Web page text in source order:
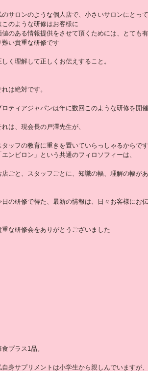
のサロンのような個人店で、小さいサロンにとって
このような研修はお客様に
値のある情報提供をさせて頂くためには、とても有
難い貴重な研修です
しく理解して正しくお伝えすること。
れは絶対です。
ロティアジャパンは年に数回このような研修を開
れは、現会長の戸澤先生が、
タッフの教育に重きを置いていらっしゃるからです
エンビロン」という共通のフィロソフィーは、
店ごと、スタッフごとに、知識の幅、理解の幅が
日の研修で得た、最新の情報は、日々お客様にお伝
重な研修会をありがとうございました
食プラス1品。
自身サプリメントは小学生から親しんでいますが、